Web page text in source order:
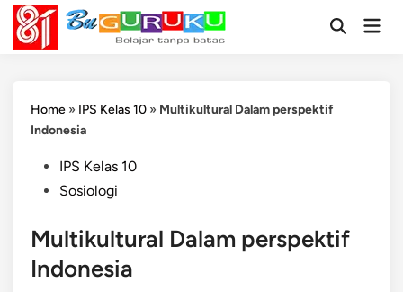
Skip
content
OpenMain
Home » IPS Kelas 10 » Multikultural Dalam perspektif
Indonesia
PostedIPS Kelas 10
Sosiologi
Multikultural Dalam perspektif
Indonesia